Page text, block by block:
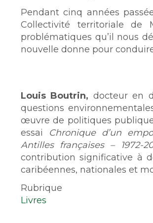
Pendant cinq années
Collectivité territoriale de
problématiques qu’il nous
nouvelle donne pour
Louis Boutrin, docteur en
questions
œuvre de politiques
essai Chronique d’un
Antilles françaises – 1972-
contribution significative à
caribéennes, nationales et
Rubrique
Livres